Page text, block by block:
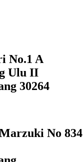
No.1 A
Ulu II
30264
No 834